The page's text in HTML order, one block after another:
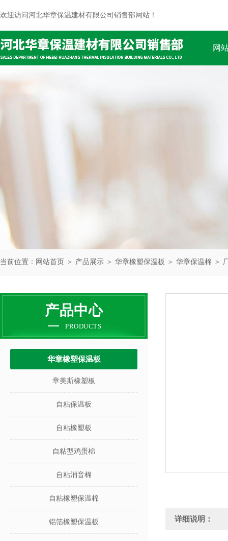
欢迎访问河北华章保温建材有限公司销售部网站！
网
当前位置： 网站首页 ＞ 产品展示 ＞ 华章橡塑保温板 ＞ 华章保温棉 ＞
产品中心
PRODUCTS
华章橡塑保温板
章美斯橡塑板
自粘保温板
自粘橡塑板
自粘型鸡蛋棉
自粘消音棉
自粘橡塑保温棉
铝箔橡塑保温板 详细说明：